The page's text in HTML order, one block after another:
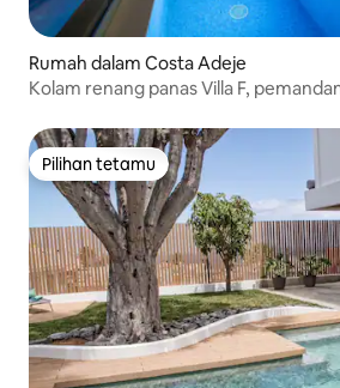
Rumah dalam Costa Adeje
Kolam renang panas Villa F,
Pilihan tetamu
Pilihan tetamu